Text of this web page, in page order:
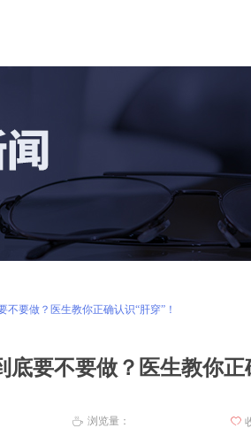
底要不要做？医生教你正
ꄘ 浏览量：
不要做？医生教你正确认识“肝穿”！
ꄀ